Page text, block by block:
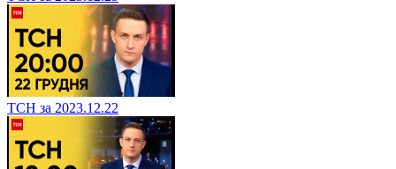
ТСН за 2023.12.22